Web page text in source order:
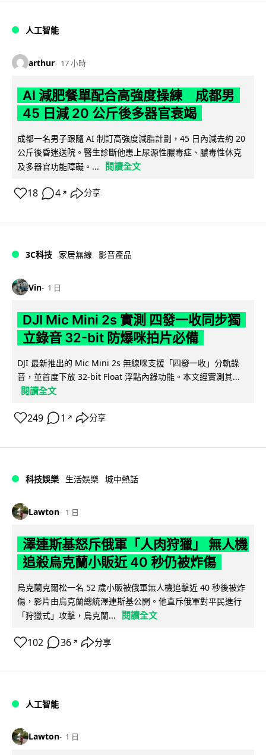
人工智能
arthur 17 小時
AI 減肥餐單配合高強度操練 成都男
45 日減 20 公斤後多器官衰竭
成都一名男子跟隨 AI 制訂高強度減脂計劃，45 日內減去約 20
公斤後昏迷送院。醫生診斷他患上尿源性膿毒症、膿毒性休克
及多器官功能障礙。...
閱讀全文
18 4 ↗ 分享
3C科技 家居無線 影音產品
Vin 1 日
DJI Mic Mini 2s 實測 四發一收同步獨
立錄音 32-bit 防爆咪拍片必備
DJI 最新推出的 Mic Mini 2s 無線咪支援「四發一收」分軌錄
音，並首度下放 32-bit Float 浮點內錄功能。本文經實測其...
閱讀全文
249 1 ↗ 分享
科技娛樂 生活娛樂 城中熱話
Lawton 1 日
澤連斯基怒斥俄軍「人肉狩獵」 無人機
追殺烏克蘭小販近 40 秒仍被炸傷
烏克蘭克爾松一名 52 歲小販被俄軍無人機追擊近 40 秒後被炸
傷，影片由烏克蘭總統澤連斯基公開。他直斥俄軍對平民進行
「狩獵式」攻擊，烏克蘭...
閱讀全文
102 36 ↗ 分享
人工智能
Lawton 1 日